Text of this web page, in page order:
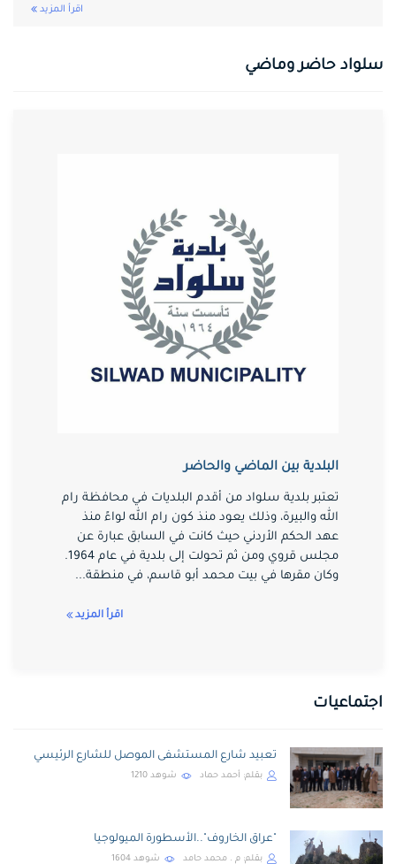
اقرأ المزيد
سلواد حاضر وماضي
البلدية بين الماضي والحاضر
تعتبر بلدية سلواد من أقدم البلديات في محافظة رام
الله والبيرة، وذلك يعود منذ كون رام الله لواءً منذ
عهد الحكم الأردني حيث كانت في السابق عبارة عن
مجلس قروي ومن ثم تحولت إلى بلدية في عام 1964.
وكان مقرها في بيت محمد أبو قاسم، في منطقة...
اقرأ المزيد
اجتماعيات
تعبيد شارع المستشفى الموصل للشارع الرئيسي
بقلم: أحمد حماد شوهد 1210
"عراق الخاروف"..الأسطورة الميولوجيا
بقلم: م . محمد حامد شوهد 1604